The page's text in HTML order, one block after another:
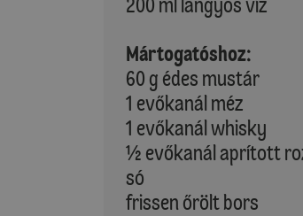
Mártogatóshoz:
60 g édes mustár
1 evőkanál méz
1 evőkanál whisky
½ evőkanál aprított
só
frissen őrölt bors